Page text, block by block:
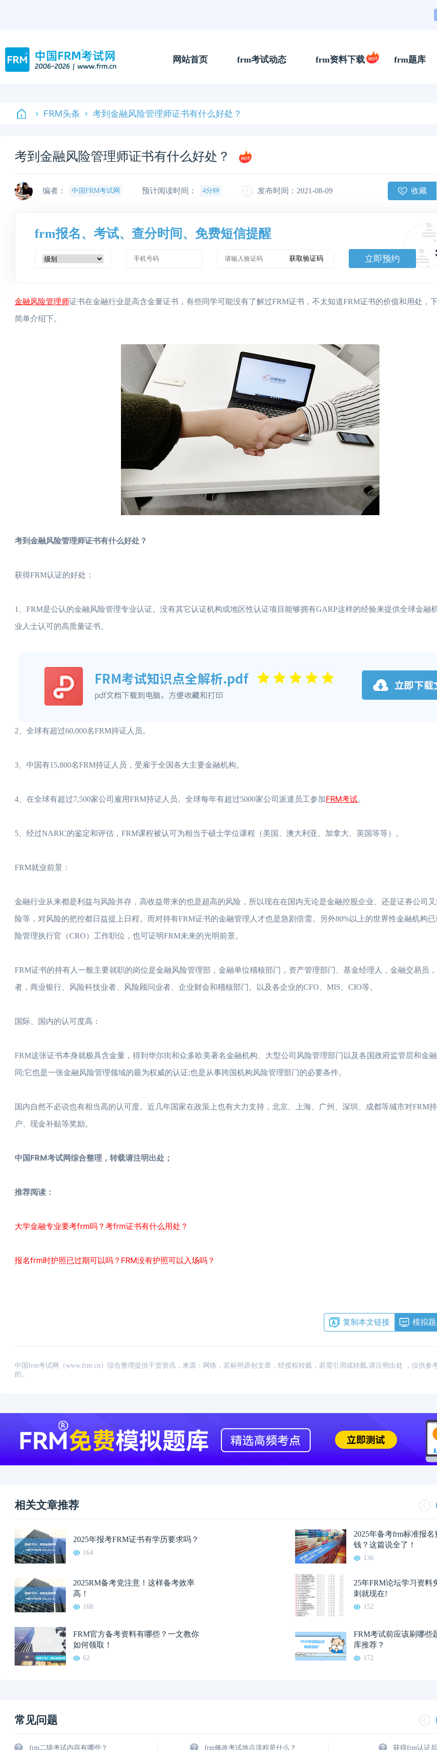
网站首页 frm考试动态 frm资料下载 frm题库
FRM头条 考到金融风险管理师证书有什么好处？
考到金融风险管理师证书有什么好处？
编者： 中国FRM考试网 预计阅读时间： 4分钟 发布时间：2021-08-09 收藏
frm报名、考试、查分时间、免费短信提醒
获取验证码 立即预约
金融风险管理师证书在金融行业是高含金量证书，有些同学可能没有了解过FRM证书，不太知道FRM证书的价值和用处，
简单介绍下。
考到金融风险管理师证书有什么好处？
获得FRM认证的好处：
1、FRM是公认的金融风险管理专业认证。没有其它认证机构或地区性认证项目能够拥有GARP这样的经验来提供全球金融
业人士认可的高质量证书。
2、全球有超过60,000名FRM持证人员。
3、中国有15,800名FRM持证人员，受雇于全国各大主要金融机构。
4、在全球有超过7,500家公司雇用FRM持证人员。全球每年有超过5000家公司派遣员工参加FRM考试。
5、经过NARIC的鉴定和评估，FRM课程被认可为相当于硕士学位课程（美国、澳大利亚、加拿大、英国等等）。
FRM就业前景：
金融行业从来都是利益与风险并存，高收益带来的也是超高的风险，所以现在在国内无论是金融控股企业、还是证券公司
险等，对风险的把控都日益提上日程。而对持有FRM证书的金融管理人才也是急剧倍需。另外80%以上的世界性金融机构
险管理执行官（CRO）工作职位，也可证明FRM未来的光明前景。
FRM证书的持有人一般主要就职的岗位是金融风险管理部，金融单位稽核部门，资产管理部门、基金经理人，金融交易员
者，商业银行、风险科技业者、风险顾问业者、企业财会和稽核部门。以及各企业的CFO、MIS、CIO等。
国际、国内的认可度高：
FRM这张证书本身就极具含金量，得到华尔街和众多欧美著名金融机构、大型公司风险管理部门以及各国政府监管层和金
同;它也是一张金融风险管理领域的最为权威的认证;也是从事跨国机构风险管理部门的必要条件。
国内自然不必说也有相当高的认可度。近几年国家在政策上也有大力支持，北京、上海、广州、深圳、成都等城市对FRM
户、现金补贴等奖励。
中国FRM考试网综合整理，转载请注明出处；
推荐阅读：
大学金融专业要考frm吗？考frm证书有什么用处？
报名frm时护照已过期可以吗？FRM没有护照可以入场吗？
复制本文链接 模拟
中国frm考试网（www.frm.cn）综合整理提供干货资讯，来源：网络，若标明原创文章，经授权转载，若需引用或转载,请注明出处 ，仅供参
的。
相关文章推荐
2025年报考FRM证书有学历要求吗？
164
2025年备考frm标准报
钱？这篇说全了！
136
2025RM备考党注意！这样备考效率
高！
168
25年FRM论坛学习资料
刺就现在!
152
FRM官方备考资料有哪些？一文教你
如何领取！
62
FRM考试前应该刷哪些
库推荐？
172
常见问题
frm二级考试内容有哪些？ frm修改考试地点流程是什么？ 获得frm认证
2023年FRM考试安